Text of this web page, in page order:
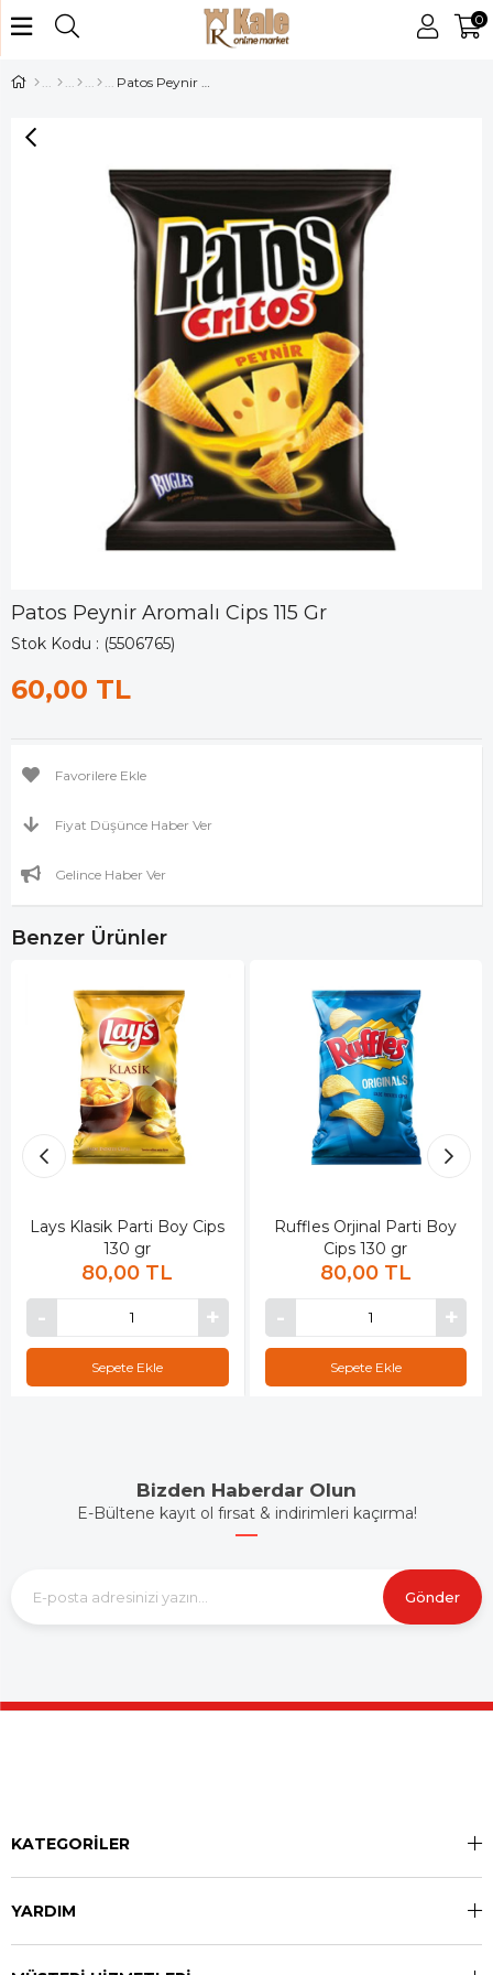
0
Patos Peynir Aromalı Cips 115 Gr
Patos Peynir Aromalı Cips 115 Gr
Stok Kodu (5506765)
60,00 TL
Favorilere Ekle
Fiyat Düşünce Haber Ver
Gelince Haber Ver
Benzer Ürünler
Lays Klasik Parti Boy Cips
130 gr
80,00 TL
Sepete Ekle
Ruffles Orjinal Parti Boy
Cips 130 gr
80,00 TL
Sepete Ekle
Bizden Haberdar Olun
E-Bültene kayıt ol fırsat & indirimleri kaçırma!
Gönder
KATEGORİLER
YARDIM